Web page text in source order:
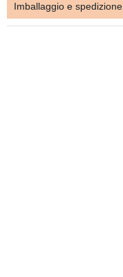
Imballaggio e spedizione